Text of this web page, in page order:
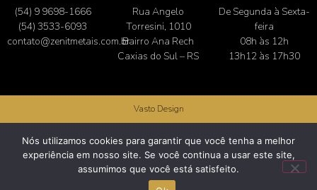
(54) 9 9698-1666
(54) 3533-6093
contato@zenitmetais.com.br
Rua Angelo
Torresini, 1010
Bairro Ana Rech
Caxias do Sul – RS
De Segunda à Sexta-
feira
08h às 12h
13h12 às 17h30
Vasto Design
Zenit Componentes Metálicos | Rua Angelo Torresini, 1010 – Bairro Ana Rech –
Caxias do Sul – RS – (54) 3533-6093
Política de Privacidade
Nós utilizamos cookies para garantir que você tenha a melhor
experiência em nosso site. Se você continua a usar este site,
assumimos que você está satisfeito.